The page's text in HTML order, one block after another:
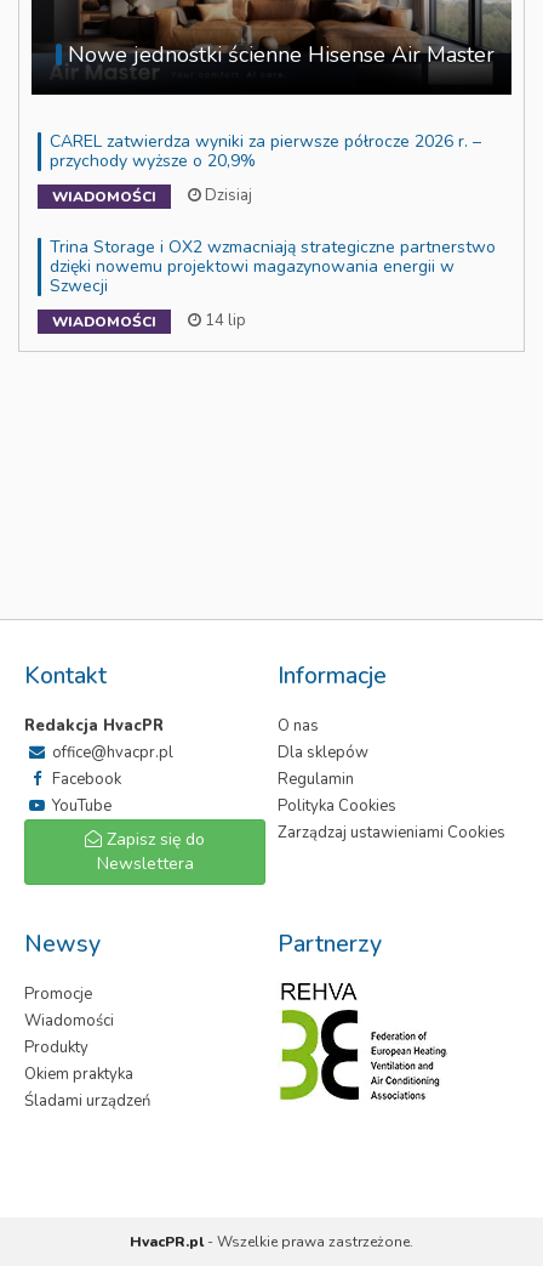
Nowe jednostki ścienne Hisense Air Master
CAREL zatwierdza wyniki za pierwsze półrocze 2026 r. –
przychody wyższe o 20,9%
WIADOMOŚCI Dzisiaj
Trina Storage i OX2 wzmacniają strategiczne partnerstwo
dzięki nowemu projektowi magazynowania energii w
Szwecji
WIADOMOŚCI 14 lip
Kontakt
Redakcja HvacPR
office@hvacpr.pl
Facebook
YouTube
Zapisz się do
Newslettera
Informacje
O nas
Dla sklepów
Regulamin
Polityka Cookies
Zarządzaj ustawieniami Cookies
Newsy
Promocje
Wiadomości
Produkty
Okiem praktyka
Śladami urządzeń
Partnerzy
HvacPR.pl- Wszelkie prawa zastrzeżone.